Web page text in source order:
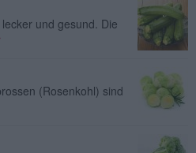
und gesund. Die
(Rosenkohl) sind